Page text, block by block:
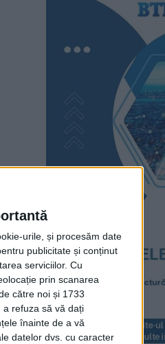
urile, și procesăm date
publicitate și conținut
serviciilor. Cu
prin scanarea
către noi și 1733
a refuza să vă dați
înainte de a vă
datelor dvs. cu caracter